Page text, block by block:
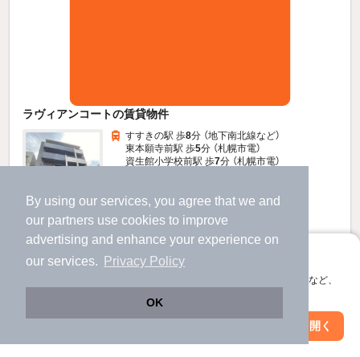
By using our services, you agree that we and
our partners use cookies to improve
advertising and enhance your experience on
our services.
Privacy Policy
OK
アプリに切り替えて、サクサクお部屋探し
会員登録なしですぐ使える。マップ検索やお気に入り保存など、
アプリを開く
ラヴィアンコートの賃貸物件
すべての写真
すすきの駅 歩8分 （地下南北線など）
東本願寺前駅 歩5分 （札幌市電）
資生館小学校前駅 歩7分 （札幌市電）
5階建 / 4年6ヶ月 / RC
駐輪場あり 宅配ボックス
絞り込み条件を変更